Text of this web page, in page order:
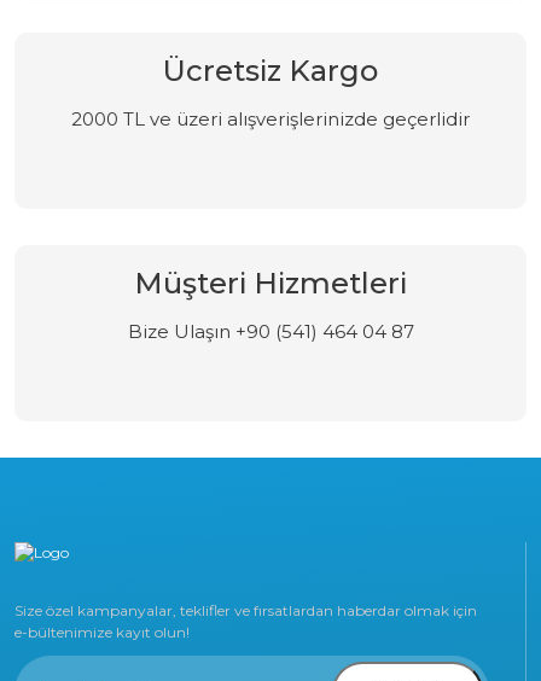
Ücretsiz Kargo
2000 TL ve üzeri alışverişlerinizde geçerlidir
Müşteri Hizmetleri
Bize Ulaşın +90 (541) 464 04 87
Size özel kampanyalar, teklifler ve fırsatlardan haberdar olmak için
e-bültenimize kayıt olun!